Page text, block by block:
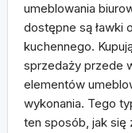
umeblowania
dostępne są ławki
kuchennego.
sprzedaży przede
elementów
wykonania. Tego
ten sposób, jak się